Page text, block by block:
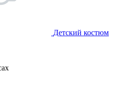
Детский костюм